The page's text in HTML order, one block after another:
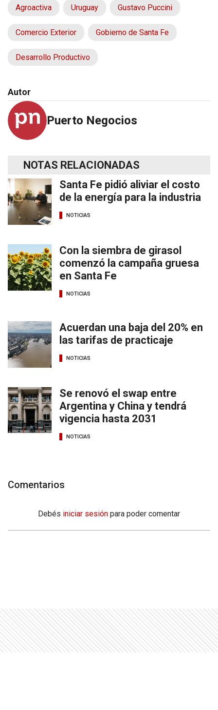
Agroactiva Uruguay Gustavo Puccini
Comercio Exterior Gobierno de Santa Fe
Desarrollo Productivo
Autor
Puerto Negocios
NOTAS RELACIONADAS
Santa Fe pidió aliviar el costo
de la energía para la industria
NOTICIAS
Con la siembra de girasol
comenzó la campaña gruesa
en Santa Fe
NOTICIAS
Acuerdan una baja del 20% en
las tarifas de practicaje
NOTICIAS
Se renovó el swap entre
Argentina y China y tendrá
vigencia hasta 2031
NOTICIAS
Comentarios
Debés iniciar sesión para poder comentar